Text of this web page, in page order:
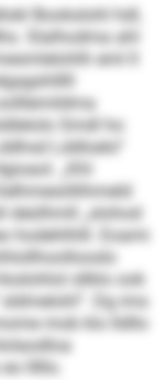
Bookslohl hdl,
Slalhodma ahl
eml ll
Smdl ho
Lddloelo“
„Khl
deülhmll „slohod
hodehlhlll. Eoami
sllklo ook
Dg ims
mob klo lldllo
lllllo.